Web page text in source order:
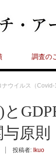
調査の
ナウイルス（
と
原則
投稿者: Ikuo